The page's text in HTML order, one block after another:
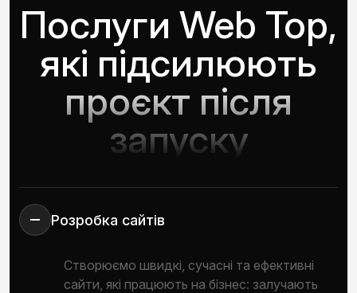
Послуги Web Top,
які підсилюють
проєкт після
запуску
Розробка сайтів
Створюємо швидкі, сучасні та ефективні
сайти, які працюють на бізнес: залучають